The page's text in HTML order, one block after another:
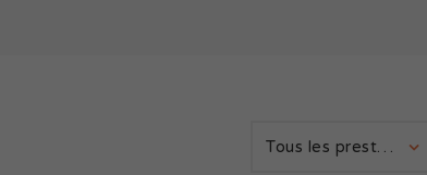
Tous les prestataires